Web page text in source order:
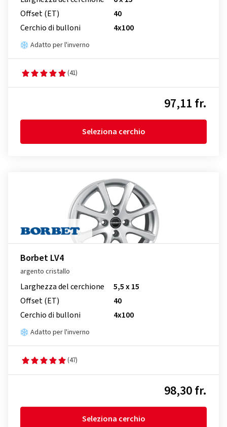
Offset (ET)
40
Cerchio di bulloni
4x100
Adatto per l'inverno
(41)
97,11 fr.
Seleziona cerchio
Borbet LV4
argento cristallo
Larghezza del cerchione
5,5 x 15
Offset (ET)
40
Cerchio di bulloni
4x100
Adatto per l'inverno
(47)
98,30 fr.
Seleziona cerchio